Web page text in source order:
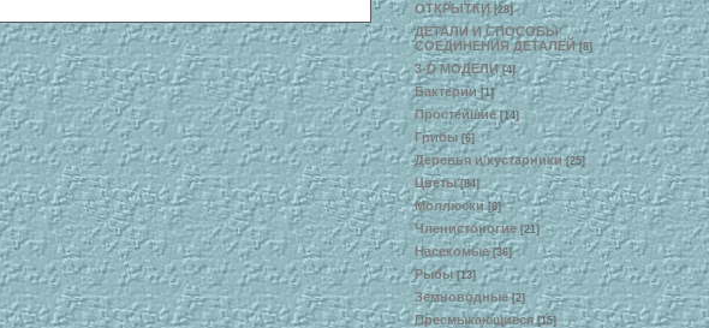
ОТКРЫТКИ [28]
ДЕТАЛИ И СПОСОБЫ
СОЕДИНЕНИЯ ДЕТАЛЕЙ [8]
3-D МОДЕЛИ [4]
Бактерии [1]
Простейшие [14]
Грибы [6]
Деревья и кустарники [25]
Цветы [84]
Моллюски [6]
Членистоногие [21]
Насекомые [36]
Рыбы [13]
Земноводные [2]
Пресмыкающиеся [15]